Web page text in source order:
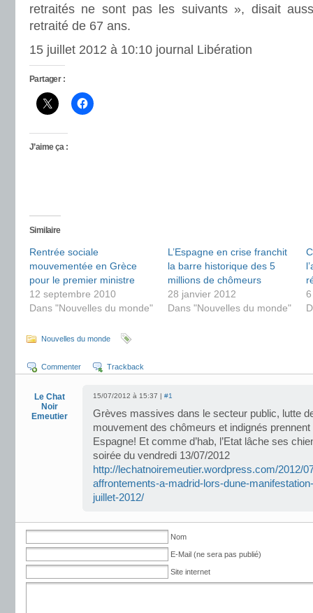
retraités ne sont pas les suivants », disait
retraité de 67 ans.
15 juillet 2012 à 10:10 journal Libération
Partager :
J’aime ça :
Similaire
Rentrée sociale
mouvementée en Grèce
pour le premier ministre
12 septembre 2010
Dans "Nouvelles du monde"
L’Espagne en crise franchit
la barre historique des 5
millions de chômeurs
28 janvier 2012
Dans "Nouvelles du monde"
Nouvelles du monde
Commenter Trackback
Le Chat
Noir
Emeutier
15/07/2012 à 15:37 | #1
Grèves massives dans le secteur public, lutte
mouvement des chômeurs et indignés
Espagne! Et comme d’hab, l’Etat lâche ses
soirée du vendredi 13/07/2012
http://lechatnoiremeutier.wordpress.com/2012/
affrontements-a-madrid-lors-dune-
juillet-2012/
Nom
E-Mail (ne sera pas publié)
Site internet